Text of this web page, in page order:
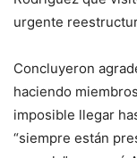
urgente
Concluyeron
haciendo
imposible llegar
“siempre están